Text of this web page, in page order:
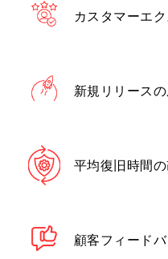
カスタマーエ
新規リリース
平均復旧時間
顧客フィード